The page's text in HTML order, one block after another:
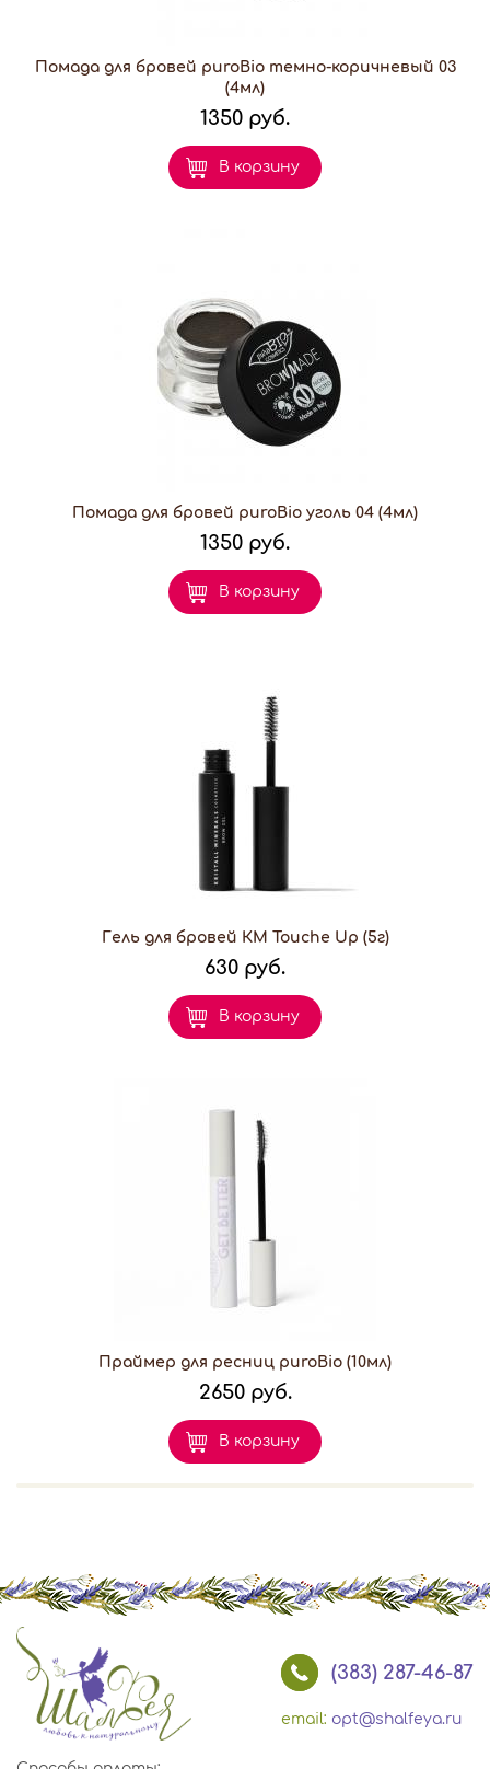
Помада для бровей puroBio темно-коричневый 03
(4мл)
1350 руб.
В корзину
Помада для бровей puroBio уголь 04 (4мл)
1350 руб.
В корзину
Гель для бровей КМ Touche Up (5г)
630 руб.
В корзину
Праймер для ресниц puroBio (10мл)
2650 руб.
В корзину
(383) 287-46-87
email: opt@shalfeya.ru